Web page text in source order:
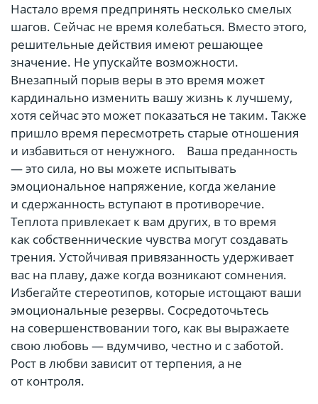
Настало время предпринять несколько смелых
шагов. Сейчас не время колебаться. Вместо этого,
решительные действия имеют решающее
значение. Не упускайте возможности.
Внезапный порыв веры в это время может
кардинально изменить вашу жизнь к лучшему,
хотя сейчас это может показаться не таким. Также
пришло время пересмотреть старые отношения
и избавиться от ненужного.⠀ Ваша преданность
— это сила, но вы можете испытывать
эмоциональное напряжение, когда желание
и сдержанность вступают в противоречие.
Теплота привлекает к вам других, в то время
как собственнические чувства могут создавать
трения. Устойчивая привязанность удерживает
вас на плаву, даже когда возникают сомнения.
Избегайте стереотипов, которые истощают ваши
эмоциональные резервы. Сосредоточьтесь
на совершенствовании того, как вы выражаете
свою любовь — вдумчиво, честно и с заботой.
Рост в любви зависит от терпения, а не
от контроля.